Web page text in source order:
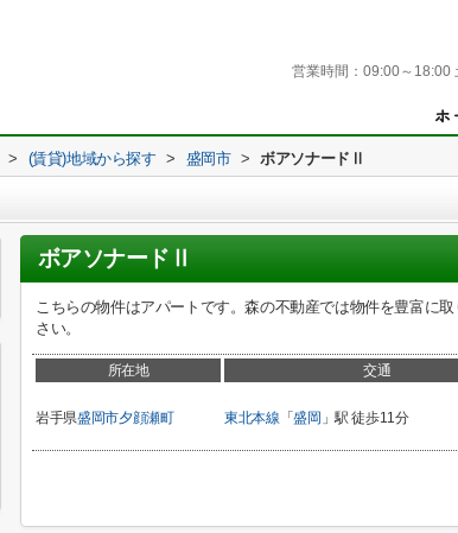
営業時間： 09:00～18:00
> (賃貸)地域から探す > 盛岡市 > ボアソナードⅡ
ボアソナードⅡ
こちらの物件はアパートです。森の不動産では物件を豊富に
さい。
所在地 交通
岩手県盛岡市夕顔瀬町 東北本線 「盛岡 」駅 徒歩11分